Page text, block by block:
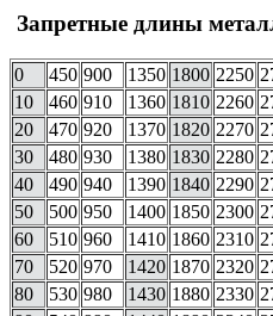
Запретные длины
0 450 900 1350 1800 2250
10
460 910 1360 1810 2260
20
470 920 1370 1820 2270
30
480 930 1380 1830 2280
40
490 940 1390 1840 2290
50
500 950 1400 1850 2300
60
510 960 1410 1860 2310
70
520 970 1420 1870 2320
80
530 980 1430 1880 2330